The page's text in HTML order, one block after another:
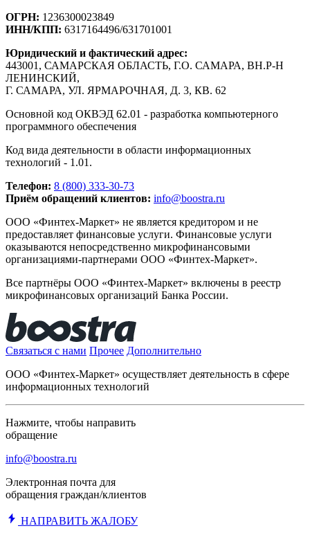
ОГРН: 1236300023849
ИНН/КПП: 6317164496/631701001
Юридический и фактический адрес:
443001, САМАРСКАЯ ОБЛАСТЬ, Г.О. САМАРА, ВН.Р-Н
ЛЕНИНСКИЙ,
Г. САМАРА, УЛ. ЯРМАРОЧНАЯ, Д. 3, КВ. 62
Основной код ОКВЭД 62.01 - разработка компьютерного
программного обеспечения
Код вида деятельности в области информационных
технологий - 1.01.
Телефон: 8 (800) 333-30-73
Приём обращений клиентов: info@boostra.ru
ООО «Финтех-Маркет» не является кредитором и не
предоставляет финансовые услуги. Финансовые услуги
оказываются непосредственно микрофинансовыми
организациями-партнерами ООО «Финтех-Маркет».
Все партнёры ООО «Финтех-Маркет» включены в реестр
микрофинансовых организаций Банка России.
Связаться с нами Прочее Дополнительно
ООО «Финтех-Маркет» осуществляет деятельность в сфере
информационных технологий
Нажмите, чтобы направить
обращение
info@boostra.ru
Электронная почта для
обращения граждан/клиентов
НАПРАВИТЬ ЖАЛОБУ